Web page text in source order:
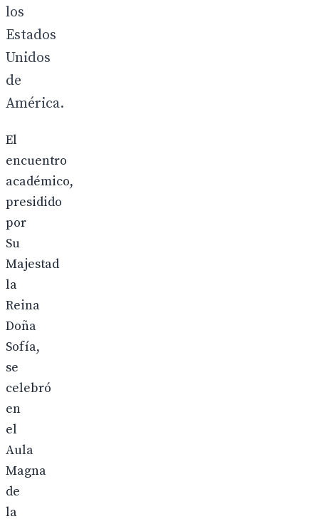
los
Estados
Unidos
de
América.
El
encuentro
académico,
presidido
por
Su
Majestad
la
Reina
Doña
Sofía,
se
celebró
en
el
Aula
Magna
de
la